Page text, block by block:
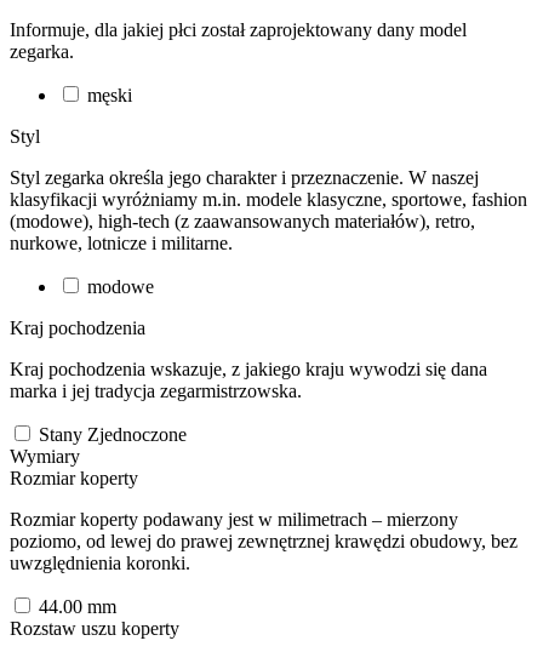
Informuje, dla jakiej płci został zaprojektowany dany model
zegarka.
męski
Styl
Styl zegarka określa jego charakter i przeznaczenie. W naszej
klasyfikacji wyróżniamy m.in. modele klasyczne, sportowe, fashion
(modowe), high-tech (z zaawansowanych materiałów), retro,
nurkowe, lotnicze i militarne.
modowe
Kraj pochodzenia
Kraj pochodzenia wskazuje, z jakiego kraju wywodzi się dana
marka i jej tradycja zegarmistrzowska.
Stany Zjednoczone
Wymiary
Rozmiar koperty
Rozmiar koperty podawany jest w milimetrach – mierzony
poziomo, od lewej do prawej zewnętrznej krawędzi obudowy, bez
uwzględnienia koronki.
44.00 mm
Rozstaw uszu koperty